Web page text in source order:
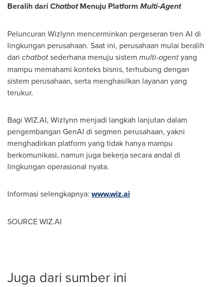
Beralih dari ChatbotMenuju Platform Multi-Agent
Peluncuran Wizlynn mencerminkan pergeseran tren AI di
lingkungan perusahaan. Saat ini, perusahaan mulai beralih
dari chatbotsederhana menuju sistem multi-agentyang
mampu memahami konteks bisnis, terhubung dengan
sistem perusahaan, serta menghasilkan layanan yang
terukur.
Bagi WIZ.AI, Wizlynn menjadi langkah lanjutan dalam
pengembangan GenAI di segmen perusahaan, yakni
menghadirkan platform yang tidak hanya mampu
berkomunikasi, namun juga bekerja secara andal di
lingkungan operasional nyata.
Informasi selengkapnya: www.wiz.ai
SOURCE WIZ.AI
Juga dari sumber ini